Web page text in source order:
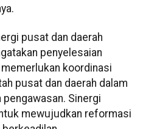
pusat dan daerah
penyelesaian
koordinasi
pusat dan daerah dalam
Sinergi
mewujudkan reformasi